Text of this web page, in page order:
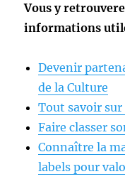
Vous y
informations
Devenir
de la Culture
Tout savoir
Faire classer
Connaître la
labels pour